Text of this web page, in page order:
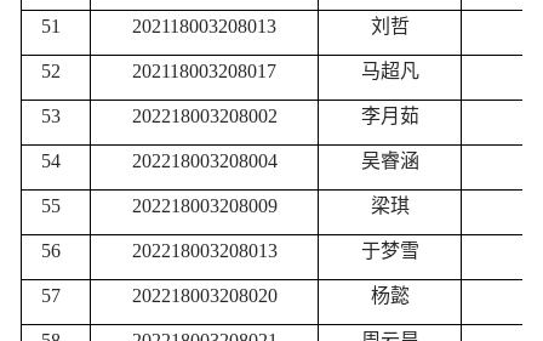
51 202118003208013 刘哲
52 202118003208017 马超凡
53 202218003208002 李月茹
54 202218003208004 吴睿涵
55 202218003208009 梁琪
56 202218003208013 于梦雪
57 202218003208020 杨懿